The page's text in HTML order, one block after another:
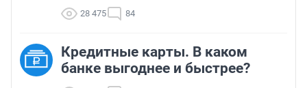
28 475 84
Кредитные карты. В каком
банке выгоднее и быстрее?